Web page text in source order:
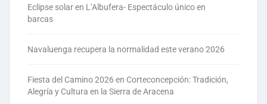
Eclipse solar en L’Albufera- Espectáculo único en
barcas
Navaluenga recupera la normalidad este verano 2026
Fiesta del Camino 2026 en Corteconcepción: Tradición,
Alegría y Cultura en la Sierra de Aracena